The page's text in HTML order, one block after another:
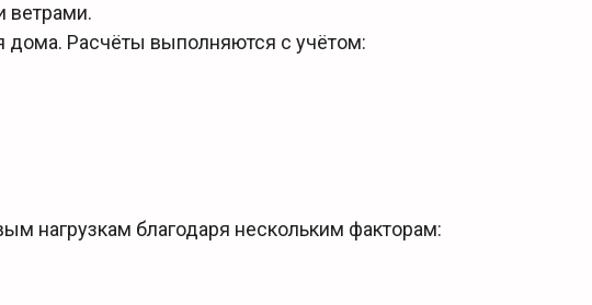
ветрами.
дома. Расчёты выполняются с учётом:
нагрузкам благодаря нескольким факторам: